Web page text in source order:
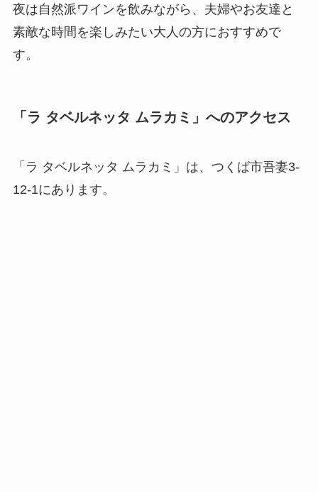
夜は自然派ワインを飲みながら、夫婦やお友達と
素敵な時間を楽しみたい大人の方におすすめで
す。
「 ラ タベルネッタ ムラカミ 」へのアクセス
「ラ タベルネッタ ムラカミ」は、つくば市吾妻3-
12-1にあります。